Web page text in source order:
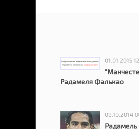
01.01.2015
Радамеля Фалькао
09.10.2014
Радамель